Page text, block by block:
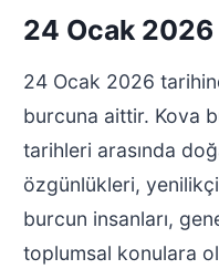
24 Ocak 2026
24 Ocak 2026
burcuna aittir. Kova
tarihleri arasında
özgünlükleri, yenilikçi
burcun insanları,
toplumsal konulara